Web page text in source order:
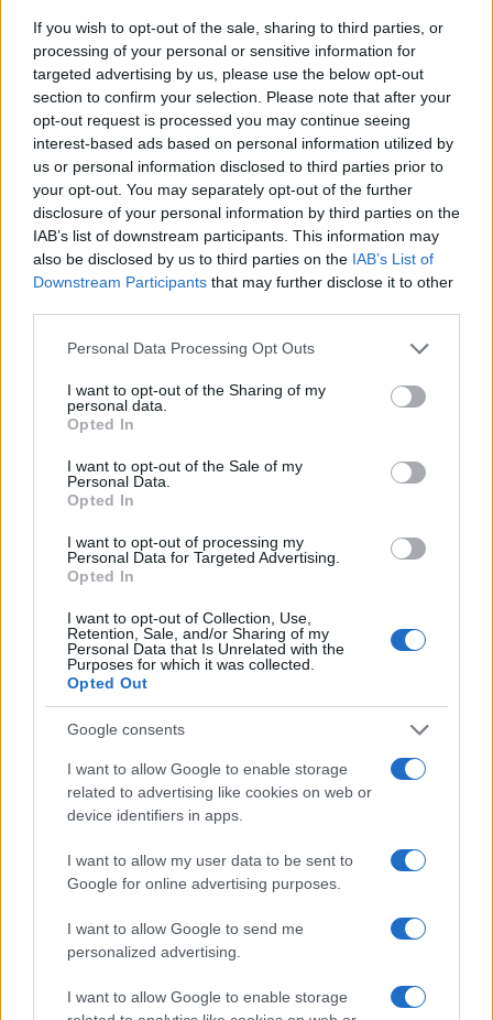
If you wish to opt-out of the sale, sharing to third parties, or
processing of your personal or sensitive information for
targeted advertising by us, please use the below opt-out
section to confirm your selection. Please note that after your
opt-out request is processed you may continue seeing
interest-based ads based on personal information utilized by
us or personal information disclosed to third parties prior to
your opt-out. You may separately opt-out of the further
disclosure of your personal information by third parties on the
IAB’s list of downstream participants. This information may
also be disclosed by us to third parties on the IAB’s List of
Downstream Participants that may further disclose it to other
Please note that this website/app uses one or more Google
not limited to your visit or usage behaviour. You may click to
grant or deny consent to Google and its third-party tags to
use your data for below specified purposes in below Google
consent section.
Personal Data Processing Opt Outs
I want to opt-out of the Sharing of my
personal data.
Opted In
I want to opt-out of the Sale of my
Personal Data.
Opted In
I want to opt-out of processing my
Personal Data for Targeted Advertising.
Opted In
I want to opt-out of Collection, Use,
Retention, Sale, and/or Sharing of my
Personal Data that Is Unrelated with the
Purposes for which it was collected.
Opted Out
Google consents
I want to allow Google to enable storage
related to advertising like cookies on web or
device identifiers in apps.
I want to allow my user data to be sent to
Google for online advertising purposes.
I want to allow Google to send me
personalized advertising.
I want to allow Google to enable storage
ΟΣΑ ΧΡΕΙΑΖΕΣΑΙ
ΓΙΑ ΤΟ ΚΑΛΟΚΑΙΡΙ ΣΟΥ →
ΤΟ ΠΑΡΟΝ ΤΗΣ ΚΥΡΙΑΚΗΣ